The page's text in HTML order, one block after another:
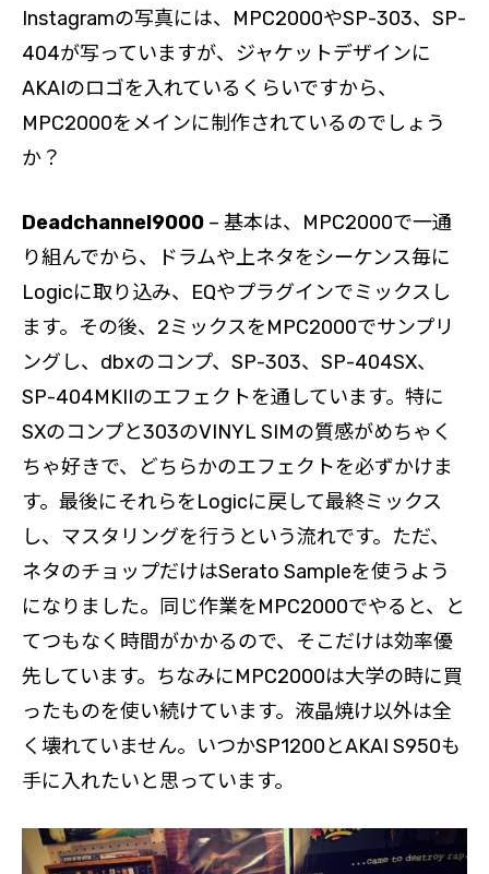
Instagramの写真には、MPC2000やSP-303、SP-
404が写っていますが、ジャケットデザインに
AKAIのロゴを入れているくらいですから、
MPC2000をメインに制作されているのでしょう
か？
Deadchannel9000 – 基本は、MPC2000で一通
り組んでから、ドラムや上ネタをシーケンス毎に
Logicに取り込み、EQやプラグインでミックスし
ます。その後、2ミックスをMPC2000でサンプリ
ングし、dbxのコンプ、SP-303、SP-404SX、
SP-404MKIIのエフェクトを通しています。特に
SXのコンプと303のVINYL SIMの質感がめちゃく
ちゃ好きで、どちらかのエフェクトを必ずかけま
す。最後にそれらをLogicに戻して最終ミックス
し、マスタリングを行うという流れです。ただ、
ネタのチョップだけはSerato Sampleを使うよう
になりました。同じ作業をMPC2000でやると、と
てつもなく時間がかかるので、そこだけは効率優
先しています。ちなみにMPC2000は大学の時に買
ったものを使い続けています。液晶焼け以外は全
く壊れていません。いつかSP1200とAKAI S950も
手に入れたいと思っています。